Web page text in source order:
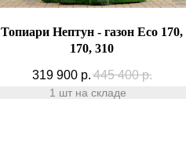
Топиари Нептун - газон Eco 170,
170, 310
319 900 р. 445 400 р.